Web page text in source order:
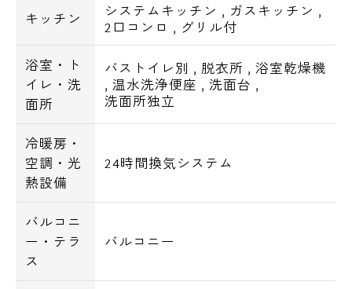
キッチン システムキッチン , ガスキッチン ,
2口コンロ , グリル付
浴室・ト
イレ・洗
面所
バストイレ別 , 脱衣所 , 浴室乾燥機
,温水洗浄便座 , 洗面台 ,
洗面所独立
冷暖房・
空調・光
熱設備
24時間換気システム
バルコニ
ー・テラ
ス
バルコニー